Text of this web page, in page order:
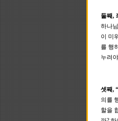
둘째,
하나
이 미
를 행
누려
셋째,
의를
할을